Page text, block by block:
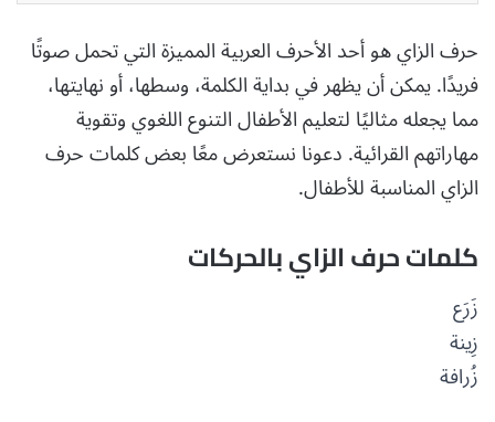
حرف الزاي هو أحد الأحرف العربية المميزة التي تحمل صوتًا
فريدًا. يمكن أن يظهر في بداية الكلمة، وسطها، أو نهايتها،
مما يجعله مثاليًا لتعليم الأطفال التنوع اللغوي وتقوية
مهاراتهم القرائية. دعونا نستعرض معًا بعض كلمات حرف
الزاي المناسبة للأطفال.
كلمات حرف الزاي بالحركات
زَرَع
زِينة
زُرافة